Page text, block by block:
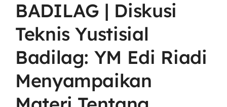
Informasi Umum
Kesekretariatan
BADILAG | Diskusi
Teknis Yustisial
Badilag: YM Edi Riadi
Menyampaikan